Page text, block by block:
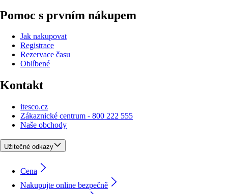
Pomoc s prvním nákupem
Jak nakupovat
Registrace
Rezervace času
Oblíbené
Kontakt
itesco.cz
Zákaznické centrum - 800 222 555
Naše obchody
Užitečné odkazy
Cena
Nakupujte online bezpečně